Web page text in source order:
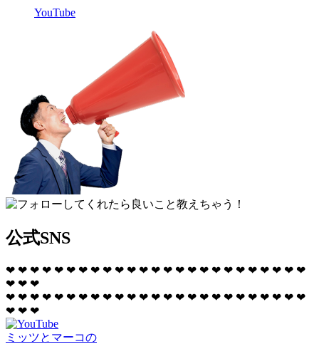
YouTube
公式SNS
❤ ❤ ❤ ❤ ❤ ❤ ❤ ❤ ❤ ❤ ❤ ❤ ❤ ❤ ❤ ❤ ❤ ❤ ❤ ❤ ❤ ❤ ❤ ❤ ❤
❤ ❤ ❤
❤ ❤ ❤ ❤ ❤ ❤ ❤ ❤ ❤ ❤ ❤ ❤ ❤ ❤ ❤ ❤ ❤ ❤ ❤ ❤ ❤ ❤ ❤ ❤ ❤
❤ ❤ ❤
ミッツとマーコの